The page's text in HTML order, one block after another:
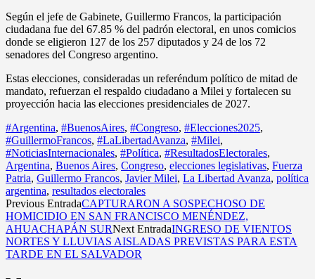
Según el jefe de Gabinete, Guillermo Francos, la participación
ciudadana fue del 67.85 % del padrón electoral, en unos comicios
donde se eligieron 127 de los 257 diputados y 24 de los 72
senadores del Congreso argentino.
Estas elecciones, consideradas un referéndum político de mitad de
mandato, refuerzan el respaldo ciudadano a Milei y fortalecen su
proyección hacia las elecciones presidenciales de 2027.
#Argentina, #BuenosAires, #Congreso, #Elecciones2025,
#GuillermoFrancos, #LaLibertadAvanza, #Milei,
#NoticiasInternacionales, #Política, #ResultadosElectorales,
Argentina, Buenos Aires, Congreso, elecciones legislativas, Fuerza
Patria, Guillermo Francos, Javier Milei, La Libertad Avanza, política
argentina, resultados electorales
Previous EntradaCAPTURARON A SOSPECHOSO DE
HOMICIDIO EN SAN FRANCISCO MENÉNDEZ,
AHUACHAPÁN SURNext EntradaINGRESO DE VIENTOS
NORTES Y LLUVIAS AISLADAS PREVISTAS PARA ESTA
TARDE EN EL SALVADOR